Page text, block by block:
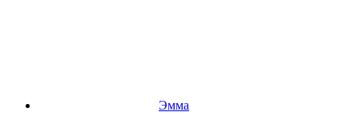
Эмма